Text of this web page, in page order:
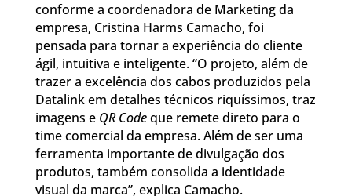
conforme a coordenadora de Marketing da
empresa, Cristina Harms Camacho, foi
pensada para tornar a experiência do cliente
ágil, intuitiva e inteligente. “O projeto, além de
trazer a excelência dos cabos produzidos pela
Datalink em detalhes técnicos riquíssimos, traz
imagens e QR Codeque remete direto para o
time comercial da empresa. Além de ser uma
ferramenta importante de divulgação dos
produtos, também consolida a identidade
visual da marca”, explica Camacho.